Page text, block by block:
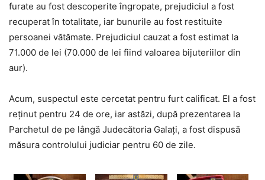
furate au fost descoperite îngropate, prejudiciul a fost
recuperat în totalitate, iar bunurile au fost restituite
persoanei vătămate. Prejudiciul cauzat a fost estimat la
71.000 de lei (70.000 de lei fiind valoarea bijuteriilor din
aur).
Acum, suspectul este cercetat pentru furt calificat. El a fost
reținut pentru 24 de ore, iar astăzi, după prezentarea la
Parchetul de pe lângă Judecătoria Galați, a fost dispusă
măsura controlului judiciar pentru 60 de zile.